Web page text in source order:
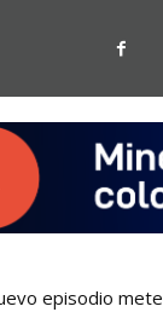
episodio